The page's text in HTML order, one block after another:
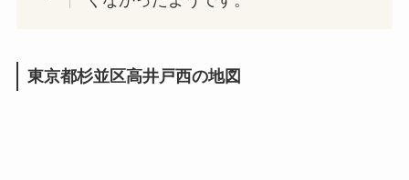
東京都杉並区高井戸西の地図